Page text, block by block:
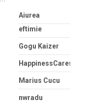
Aiurea
eftimie
Gogu Kaizer
HappinessCaress
Marius Cucu
nwradu